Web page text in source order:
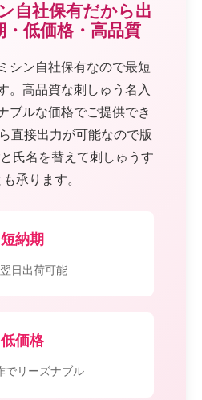
自社保有だから出
・低価格・高品質
シン自社保有なので最短
。高品質な刺しゅう名入
ブルな価格でご提供でき
直接出力が可能なので版
氏名を替えて刺しゅうす
承ります。
短納期
日出荷可能
低価格
でリーズナブル